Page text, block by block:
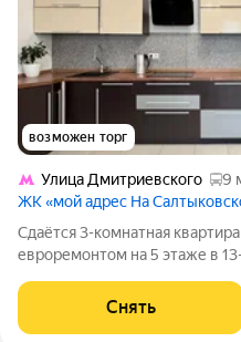
возможен торг
Улица Дмитриевского
9
ЖК «мой адрес На
Сдаётся 3-комнатная
евроремонтом на 5 этаже в
Стиральная машина Холодильник Посудомоечная машина
Микроволновка Дом -
Снять